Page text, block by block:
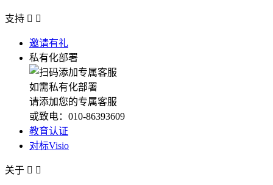
支持  
邀请有礼
私有化部署
如需私有化部署
请添加您的专属客服
或致电：010-86393609
教育认证
对标Visio
关于  